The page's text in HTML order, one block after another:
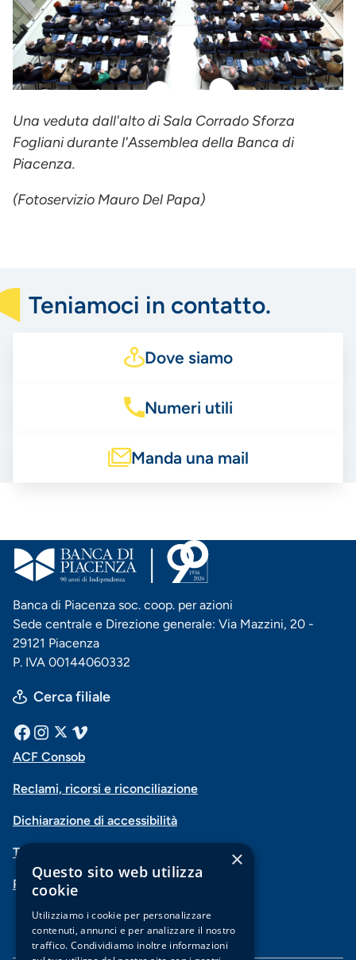
Una veduta dall'alto di Sala Corrado Sforza
Fogliani durante l'Assemblea della Banca di
Piacenza.
(Fotoservizio Mauro Del Papa)
Teniamoci in contatto.
Dove siamo
Numeri utili
Manda una mail
Banca di Piacenza soc. coop. per azioni
Sede centrale e Direzione generale: Via Mazzini, 20 -
29121 Piacenza
P. IVA 00144060332
Cerca filiale
Menu
social
Facebook
InstagramVimeo
Menu
navigazione
piè
di
pagina
ACF Consob
Reclami, ricorsi e riconciliazione
Dichiarazione di accessibilità
Trasparenza
PSD2-Open Banking
×
Questo sito web utilizza
cookie
Utilizziamo i cookie per personalizzare
contenuti, annunci e per analizzare il nostro
traffico. Condividiamo inoltre informazioni